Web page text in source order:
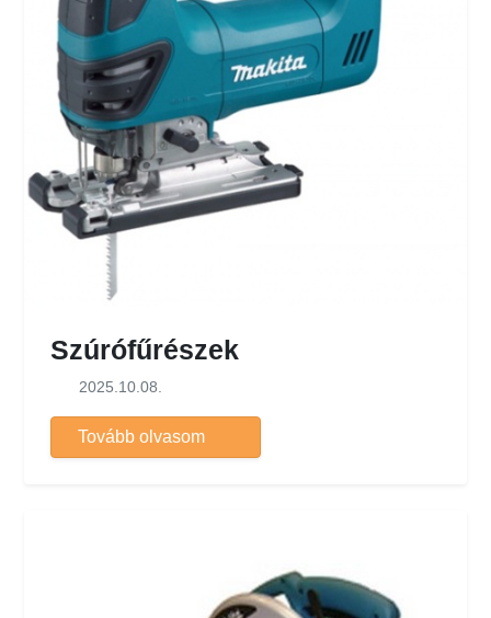
Szúrófűrészek
2025.10.08.
Tovább olvasom